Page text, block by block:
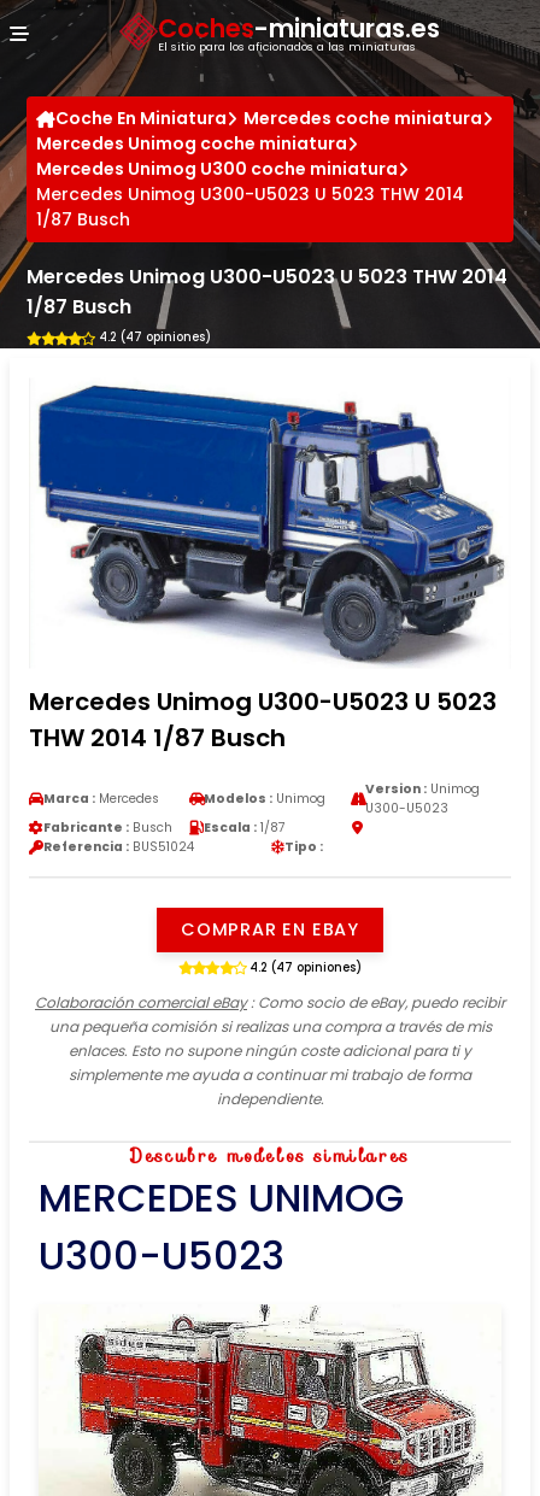
Coches-miniaturas.es
El sitio para los aficionados a las miniaturas
Coche En Miniatura
Mercedes coche miniatura
Mercedes Unimog coche miniatura
Mercedes Unimog U300 coche miniatura
Mercedes Unimog U300-U5023 U 5023 THW 2014
1/87 Busch
Mercedes Unimog U300-U5023 U 5023 THW 2014
1/87 Busch
4.2 (47 opiniones)
Mercedes Unimog U300-U5023 U 5023
THW 2014 1/87 Busch
Marca : Mercedes Modelos : Unimog
Version :Unimog
U300-U5023
Fabricante : Busch Escala : 1/87
Referencia : BUS51024 Tipo :
COMPRAR EN EBAY
4.2 (47 opiniones)
Colaboración comercial eBay: Como socio de eBay, puedo recibir
una pequeña comisión si realizas una compra a través de mis
enlaces. Esto no supone ningún coste adicional para ti y
simplemente me ayuda a continuar mi trabajo de forma
independiente.
Descubre modelos similares
MERCEDES UNIMOG
U300-U5023
Panel de gestión de cookies